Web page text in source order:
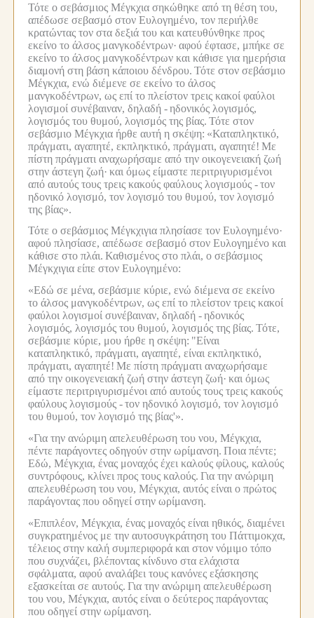
Τότε ο σεβάσμιος Μέγκχια σηκώθηκε από τη θέση του,
απέδωσε σεβασμό στον Ευλογημένο, τον περιήλθε
κρατώντας τον στα δεξιά του και κατευθύνθηκε προς
εκείνο το άλσος μανγκοδέντρων· αφού έφτασε, μπήκε σε
εκείνο το άλσος μανγκοδέντρων και κάθισε για ημερήσια
διαμονή στη βάση κάποιου δένδρου. Τότε στον σεβάσμιο
Μέγκχια, ενώ διέμενε σε εκείνο το άλσος
μανγκοδέντρων, ως επί το πλείστον τρεις κακοί φαύλοι
λογισμοί συνέβαιναν, δηλαδή -ηδονικός λογισμός,
λογισμός του θυμού, λογισμός της βίας. Τότε στον
σεβάσμιο Μέγκχια ήρθε αυτή η σκέψη: «Καταπληκτικό,
πράγματι, αγαπητέ, εκπληκτικό, πράγματι, αγαπητέ! Με
πίστη πράγματι αναχωρήσαμε από την οικογενειακή ζωή
στην άστεγη ζωή· και όμως είμαστε περιτριγυρισμένοι
από αυτούς τους τρεις κακούς φαύλους λογισμούς -τον
ηδονικό λογισμό, τον λογισμό του θυμού, τον λογισμό
της βίας».
Τότε ο σεβάσμιος Μέγκχιγια πλησίασε τον Ευλογημένο·
αφού πλησίασε, απέδωσε σεβασμό στον Ευλογημένο και
κάθισε στο πλάι. Καθισμένος στο πλάι, ο σεβάσμιος
Μέγκχιγια είπε στον Ευλογημένο:
«Εδώ σε μένα, σεβάσμιε κύριε, ενώ διέμενα σε εκείνο
το άλσος μανγκοδέντρων, ως επί το πλείστον τρεις κακοί
φαύλοι λογισμοί συνέβαιναν, δηλαδή -ηδονικός
λογισμός, λογισμός του θυμού, λογισμός της βίας. Τότε,
σεβάσμιε κύριε, μου ήρθε η σκέψη: "Είναι
καταπληκτικό, πράγματι, αγαπητέ, είναι εκπληκτικό,
πράγματι, αγαπητέ! Με πίστη πράγματι αναχωρήσαμε
από την οικογενειακή ζωή στην άστεγη ζωή· και όμως
είμαστε περιτριγυρισμένοι από αυτούς τους τρεις κακούς
φαύλους λογισμούς -τον ηδονικό λογισμό, τον λογισμό
του θυμού, τον λογισμό της βίας'».
«Για την ανώριμη απελευθέρωση του νου, Μέγκχια,
πέντε παράγοντες οδηγούν στην ωρίμανση. Ποια πέντε;
Εδώ, Μέγκχια, ένας μοναχός έχει καλούς φίλους, καλούς
συντρόφους, κλίνει προς τους καλούς. Για την ανώριμη
απελευθέρωση του νου, Μέγκχια, αυτός είναι ο πρώτος
παράγοντας που οδηγεί στην ωρίμανση.
«Επιπλέον, Μέγκχια, ένας μοναχός είναι ηθικός, διαμένει
συγκρατημένος με την αυτοσυγκράτηση του Πάττιμοκχα,
τέλειος στην καλή συμπεριφορά και στον νόμιμο τόπο
που συχνάζει, βλέποντας κίνδυνο στα ελάχιστα
σφάλματα, αφού αναλάβει τους κανόνες εξάσκησης
εξασκείται σε αυτούς. Για την ανώριμη απελευθέρωση
του νου, Μέγκχια, αυτός είναι ο δεύτερος παράγοντας
που οδηγεί στην ωρίμανση.